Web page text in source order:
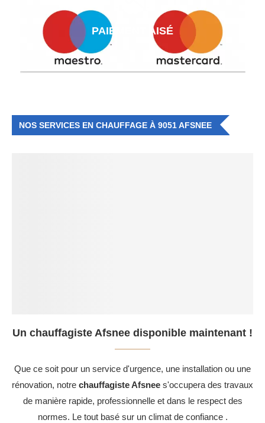
PAIEMENT AISÉ
NOS SERVICES EN CHAUFFAGE À 9051 AFSNEE
Un chauffagiste Afsnee disponible maintenant !
Que ce soit pour un service d'urgence, une installation ou une
rénovation, notre chauffagiste Afsnee s'occupera des travaux
de manière rapide, professionnelle et dans le respect des
normes. Le tout basé sur un climat de confiance .